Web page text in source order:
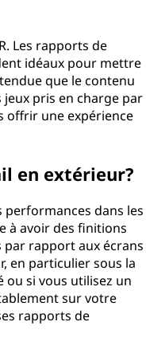
Les rapports de
idéaux pour mettre
que le contenu
jeux pris en charge par
offrir une expérience
en extérieur?
performances dans les
à avoir des finitions
rapport aux écrans
en particulier sous la
si vous utilisez un
sur votre
rapports de